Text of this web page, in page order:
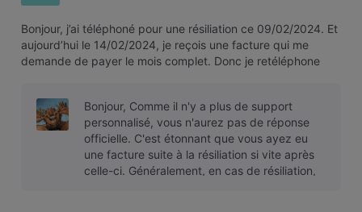
Bonjour, j’ai téléphoné pour une résiliation ce 09/02/2024. Et
aujourd’hui le 14/02/2024, je reçois une facture qui me
demande de payer le mois complet. Donc je retéléphone
mais qui n’a pBonjour, Comme il n'y a plus de support
personnalisé, vous n'aurez pas de réponse
officielle. C'est étonnant que vous ayez eu
une facture suite à la résiliation si vite après
celle-ci. Généralement, en cas de résiliation,